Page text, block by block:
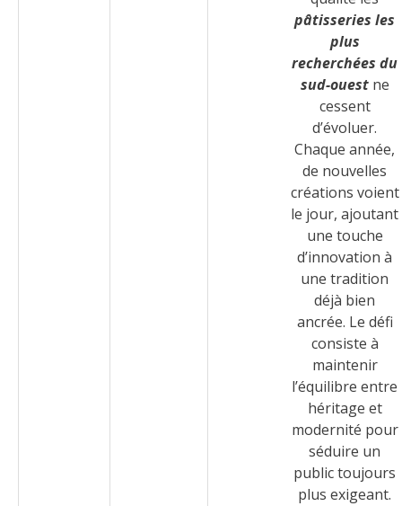
pâtisseries les
plus
recherchées du
sud-ouestne
cessent
d’évoluer.
Chaque année,
de nouvelles
créations voient
le jour, ajoutant
une touche
d’innovation à
une tradition
déjà bien
ancrée. Le défi
consiste à
maintenir
l’équilibre entre
héritage et
modernité pour
séduire un
public toujours
plus exigeant.